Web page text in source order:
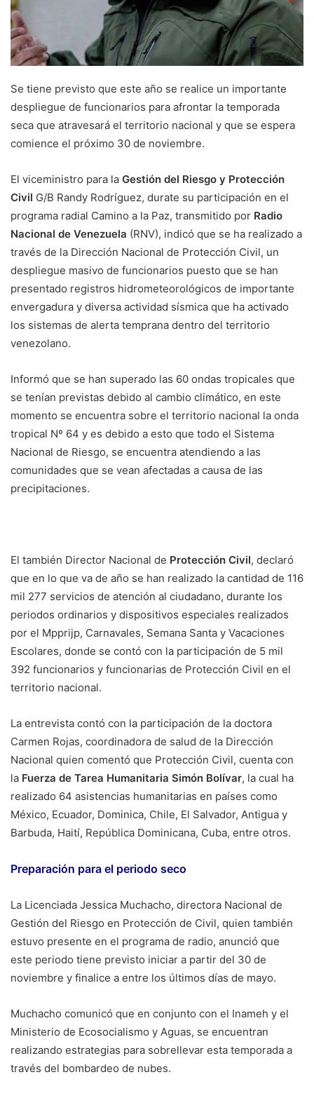
Se tiene previsto que este año se realice un importante
despliegue de funcionarios para afrontar la temporada
seca que atravesará el territorio nacional y que se espera
comience el próximo 30 de noviembre.
El viceministro para la Gestión del Riesgo y Protección
Civil G/B Randy Rodríguez, durate su participación en el
programa radial Camino a la Paz, transmitido por Radio
Nacional de Venezuela (RNV), indicó que se ha realizado a
través de la Dirección Nacional de Protección Civil, un
despliegue masivo de funcionarios puesto que se han
presentado registros hidrometeorológicos de importante
envergadura y diversa actividad sísmica que ha activado
los sistemas de alerta temprana dentro del territorio
venezolano.
Informó que se han superado las 60 ondas tropicales que
se tenían previstas debido al cambio climático, en este
momento se encuentra sobre el territorio nacional la onda
tropical Nº 64 y es debido a esto que todo el Sistema
Nacional de Riesgo, se encuentra atendiendo a las
comunidades que se vean afectadas a causa de las
precipitaciones.
El también Director Nacional de Protección Civil, declaró
que en lo que va de año se han realizado la cantidad de 116
mil 277 servicios de atención al ciudadano, durante los
periodos ordinarios y dispositivos especiales realizados
por el Mpprijp, Carnavales, Semana Santa y Vacaciones
Escolares, donde se contó con la participación de 5 mil
392 funcionarios y funcionarias de Protección Civil en el
territorio nacional.
La entrevista contó con la participación de la doctora
Carmen Rojas, coordinadora de salud de la Dirección
Nacional quien comentó que Protección Civil, cuenta con
la Fuerza de Tarea Humanitaria Simón Bolívar, la cual ha
realizado 64 asistencias humanitarias en países como
México, Ecuador, Dominica, Chile, El Salvador, Antigua y
Barbuda, Haití, República Dominicana, Cuba, entre otros.
Preparación para el periodo seco
La Licenciada Jessica Muchacho, directora Nacional de
Gestión del Riesgo en Protección de Civil, quien también
estuvo presente en el programa de radio, anunció que
este periodo tiene previsto iniciar a partir del 30 de
noviembre y finalice a entre los últimos días de mayo.
Muchacho comunicó que en conjunto con el Inameh y el
Ministerio de Ecosocialismo y Aguas, se encuentran
realizando estrategias para sobrellevar esta temporada a
través del bombardeo de nubes.